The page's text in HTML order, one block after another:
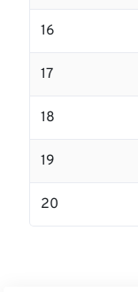
16
17
18
19
20